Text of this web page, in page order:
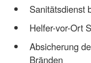
Sanitätsdienst
Helfer-vor-Ort
Absicherung
Bränden